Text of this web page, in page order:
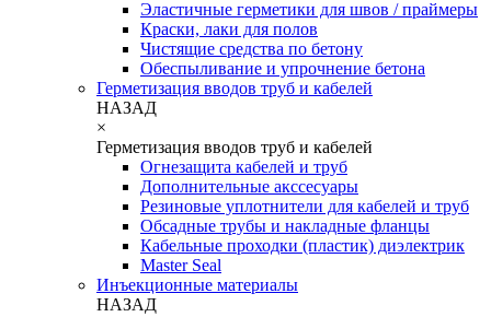
Эластичные герметики для швов / праймеры
Краски, лаки для полов
Чистящие средства по бетону
Обеспыливание и упрочнение бетона
Герметизация вводов труб и кабелей
НАЗАД
×
Герметизация вводов труб и кабелей
Огнезащита кабелей и труб
Дополнительные акссесуары
Резиновые уплотнители для кабелей и труб
Обсадные трубы и накладные фланцы
Кабельные проходки (пластик) диэлектрик
Master Seal
Инъекционные материалы
НАЗАД